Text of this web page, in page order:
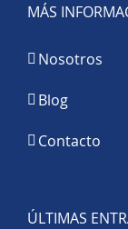
MÁS
Nosotros
Blog
Contacto
ÚLTIMAS